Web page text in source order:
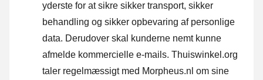
yderste for at sikre sikker transport, sikker
behandling og sikker opbevaring af personlige
data. Derudover skal kunderne nemt kunne
afmelde kommercielle e-mails. Thuiswinkel.org
taler regelmæssigt med Morpheus.nl om sine